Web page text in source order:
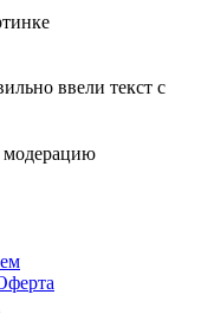
ввели текст с
модерацию